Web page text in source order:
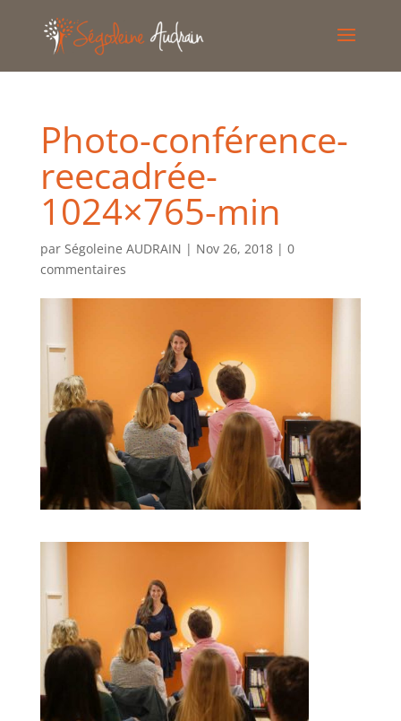
Photo-conférence-
reecadrée-
1024×765-min
par Ségoleine AUDRAIN | Nov 26, 2018| 0
commentaires